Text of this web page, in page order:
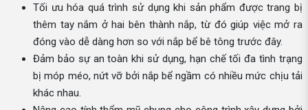
Tối ưu hóa quá trình sử dụng khi sản phẩm được trang bị
thêm tay nắm ở hai bên thành nắp, từ đó giúp việc mở ra
đóng vào dễ dàng hơn so với nắp bể bê tông trước đây.
Đảm bảo sự an toàn khi sử dụng, hạn chế tối đa tình trạng
bị móp méo, nứt vỡ bởi nắp bể ngầm có nhiều mức chịu tải
khác nhau.